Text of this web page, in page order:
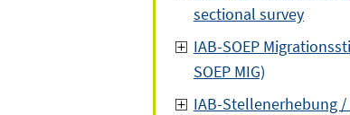
sectional survey
IAB-SOEP
SOEP MIG)
IAB-Stellenerhebung /